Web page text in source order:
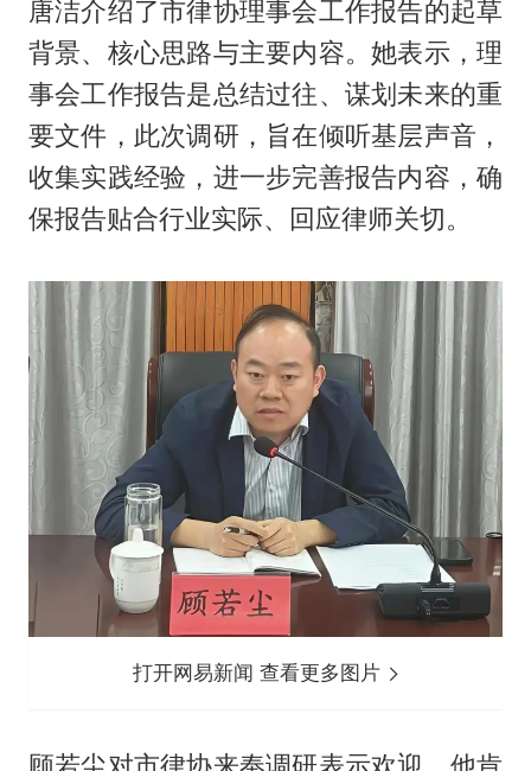
唐洁介绍了市律协理事会工作报告的起草
背景、核心思路与主要内容。她表示，理
事会工作报告是总结过往、谋划未来的重
要文件，此次调研，旨在倾听基层声音，
收集实践经验，进一步完善报告内容，确
保报告贴合行业实际、回应律师关切。
打开网易新闻 查看更多图片